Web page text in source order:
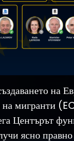
на
на мигранти
Центърът
ясно